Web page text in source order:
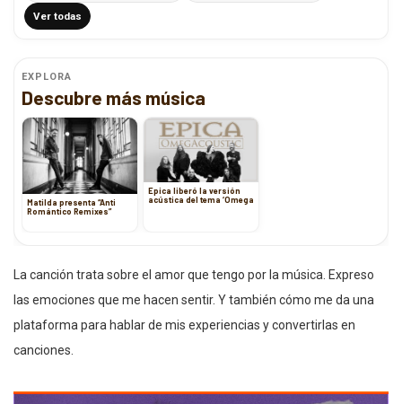
Ver todas
EXPLORA
Descubre más música
Matilda presenta “Anti
Romántico Remixes”
Epica liberó la versión
acústica del tema ‘Omega
La canción trata sobre el amor que tengo por la música. Expreso
las emociones que me hacen sentir. Y también cómo me da una
plataforma para hablar de mis experiencias y convertirlas en
canciones.